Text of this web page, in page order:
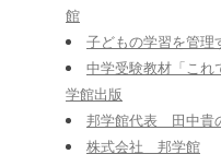
館
子どもの学習を管
中学受験教材「これ
学館出版
邦学館代表 田中貴
株式会社 邦学館